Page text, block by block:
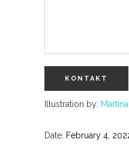
Illustration by: Martina
Date: February 4,